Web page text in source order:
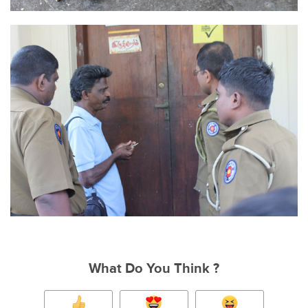
What Do You Think ?